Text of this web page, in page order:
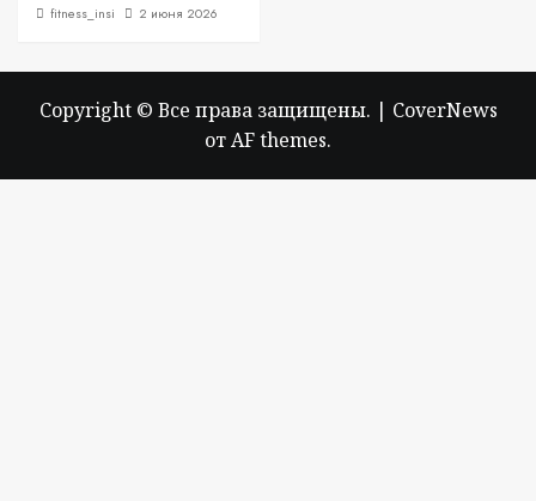
fitness_insi 2 июня 2026
Copyright © Все права защищены. | CoverNews
от AF themes.